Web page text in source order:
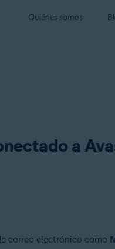
Quiénes somos
a
correo electrónico como